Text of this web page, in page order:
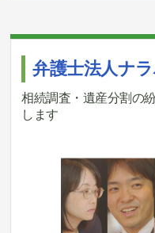
弁護士法人ナ
相続調査・遺産分割の
します